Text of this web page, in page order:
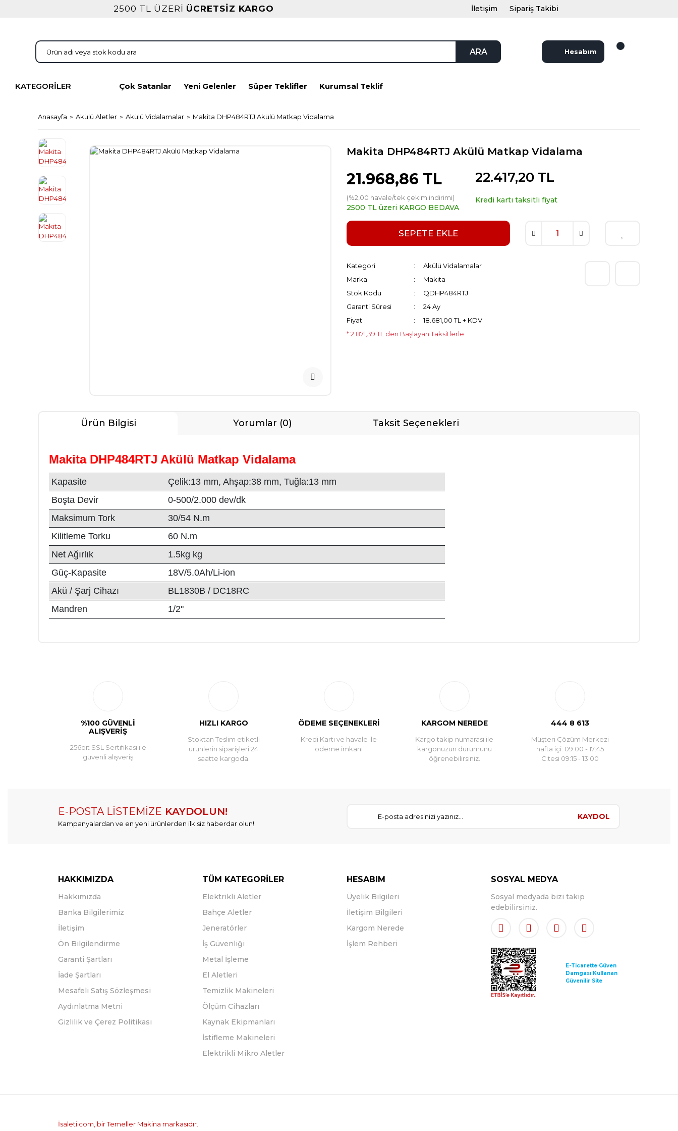
2500 TL ÜZERİ ÜCRETSİZ KARGO İletişim Sipariş Takibi
ARA Hesabım
KATEGORİLER Çok Satanlar Yeni Gelenler Süper Teklifler Kurumsal Teklif
Anasayfa Akülü Aletler Akülü Vidalamalar Makita DHP484RTJ Akülü Matkap Vidalama
Makita DHP484RTJ Akülü Matkap Vidalama
21.968,86 TL
(%2,00 havale/tek çekim indirimi)
2500 TL üzeri KARGO BEDAVA
22.417,20 TL
Kredi kartı taksitli fiyat
SEPETE EKLE
Kategori
Akülü Vidalamalar
Marka
Makita
Stok Kodu
QDHP484RTJ
Garanti Süresi
24 Ay
Fiyat
18.681,00 TL + KDV
* 2.871,39 TL den Başlayan Taksitlerle
Ürün Bilgisi Yorumlar (0) Taksit Seçenekleri
Makita DHP484RTJ Akülü Matkap Vidalama
Kapasite
Çelik:13 mm, Ahşap:38 mm, Tuğla:13 mm
Boşta Devir
0-500/2.000 dev/dk
Maksimum Tork
30/54 N.m
Kilitleme Torku
60 N.m
Net Ağırlık
1.5kg kg
Güç-Kapasite
18V/5.0Ah/Li-ion
Akü / Şarj Cihazı
BL1830B / DC18RC
Mandren
1/2"
%100 GÜVENLİ
ALIŞVERİŞ
256bit SSL Sertifikası ile
güvenli alışveriş
HIZLI KARGO
Stoktan Teslim etiketli
ürünlerin siparişleri 24
saatte kargoda.
ÖDEME SEÇENEKLERİ
Kredi Kartı ve havale ile
ödeme imkanı
KARGOM NEREDE
Kargo takip numarası ile
kargonuzun durumunu
öğrenebilirsiniz.
444 8 613
Müşteri Çözüm Merkezi
hafta içi: 09:00 - 17:45
C.tesi 09:15 - 13:00
E-POSTA LİSTEMİZE KAYDOLUN!
Kampanyalardan ve en yeni ürünlerden ilk siz haberdar olun!
KAYDOL
HAKKIMIZDA
Hakkımızda
Banka Bilgilerimiz
İletişim
Ön Bilgilendirme
Garanti Şartları
İade Şartları
Mesafeli Satış Sözleşmesi
Aydınlatma Metni
Gizlilik ve Çerez Politikası
TÜM KATEGORİLER
Elektrikli Aletler
Bahçe Aletler
Jeneratörler
İş Güvenliği
Metal İşleme
El Aletleri
Temizlik Makineleri
Ölçüm Cihazları
Kaynak Ekipmanları
İstifleme Makineleri
Elektrikli Mikro Aletler
HESABIM
Üyelik Bilgileri
İletişim Bilgileri
Kargom Nerede
İşlem Rehberi
SOSYAL MEDYA
Sosyal medyada bizi takip
edebilirsiniz.
E-Ticarette Güven
Damgası Kullanan
Güvenilir Site
İsaleti.com, bir Temeller Makina markasıdır.